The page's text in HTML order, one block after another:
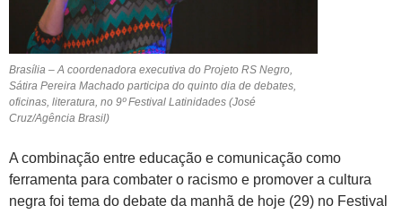
Brasília – A coordenadora executiva do Projeto RS Negro,
Sátira Pereira Machado participa do quinto dia de debates,
oficinas, literatura, no 9º Festival Latinidades (José
Cruz/Agência Brasil)
A combinação entre educação e comunicação como
ferramenta para combater o racismo e promover a cultura
negra foi tema do debate da manhã de hoje (29) no Festival